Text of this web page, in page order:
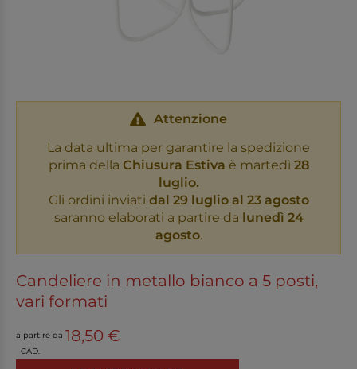
Attenzione
La data ultima per garantire la spedizione
prima della Chiusura Estiva è martedì 28
luglio.
Gli ordini inviati dal 29 luglio al 23 agosto
saranno elaborati a partire da lunedì 24
agosto.
Candeliere in metallo bianco a 5 posti,
vari formati
a partire da 18,50 €
CAD.